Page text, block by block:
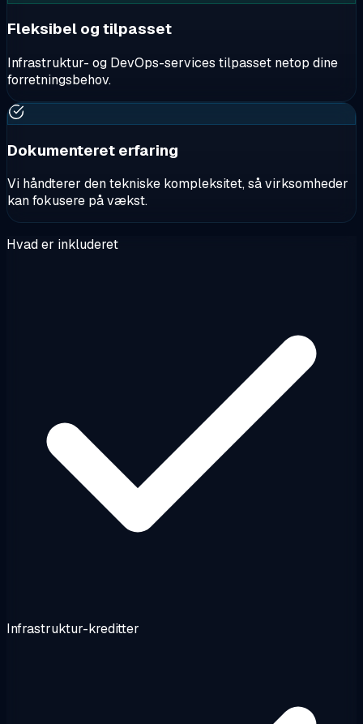
Fleksibel og tilpasset
Infrastruktur- og DevOps-services tilpasset netop dine
forretningsbehov.
Dokumenteret erfaring
Vi håndterer den tekniske kompleksitet, så virksomheder
kan fokusere på vækst.
Hvad er inkluderet
Infrastruktur-kreditter